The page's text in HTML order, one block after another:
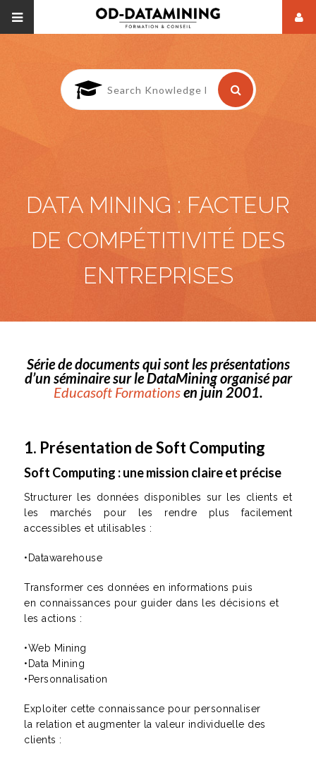
DATA MINING : FACTEUR
DE COMPÉTITIVITÉ DES
ENTREPRISES
Série de documents qui sont les présentations
d’un séminaire sur le DataMining organisé par
Educasoft Formationsen juin 2001.
1. Présentation de Soft Computing
Soft Computing : une mission claire et précise
Structurer les données disponibles sur les clients et
les marchés pour les rendre plus facilement
accessibles et utilisables :
•Datawarehouse
Transformer ces données en informations puis
en connaissances pour guider dans les décisions et
les actions :
•Web Mining
•Data Mining
•Personnalisation
Exploiter cette connaissance pour personnaliser
la relation et augmenter la valeur individuelle des
clients :